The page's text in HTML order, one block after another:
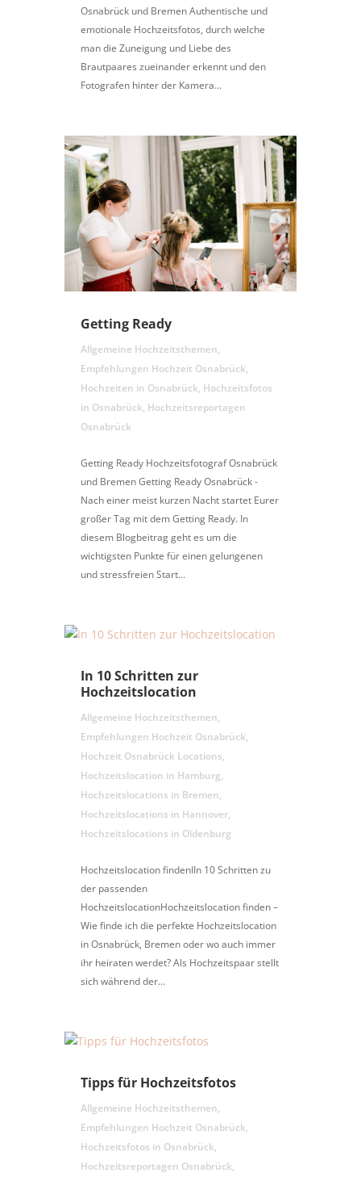
Osnabrück und Bremen Authentische und
emotionale Hochzeitsfotos, durch welche
man die Zuneigung und Liebe des
Brautpaares zueinander erkennt und den
Fotografen hinter der Kamera...
Getting Ready
Allgemeine Hochzeitsthemen,
Empfehlungen Hochzeit Osnabrück,
Hochzeiten in Osnabrück, Hochzeitsfotos
in Osnabrück, Hochzeitsreportagen
Osnabrück
Getting Ready Hochzeitsfotograf Osnabrück
und Bremen Getting Ready Osnabrück -
Nach einer meist kurzen Nacht startet Eurer
großer Tag mit dem Getting Ready. In
diesem Blogbeitrag geht es um die
wichtigsten Punkte für einen gelungenen
und stressfreien Start...
In 10 Schritten zur
Hochzeitslocation
Allgemeine Hochzeitsthemen,
Empfehlungen Hochzeit Osnabrück,
Hochzeit Osnabrück Locations,
Hochzeitslocation in Hamburg,
Hochzeitslocations in Bremen,
Hochzeitslocations in Hannover,
Hochzeitslocations in Oldenburg
Hochzeitslocation findenIIn 10 Schritten zu
der passenden
HochzeitslocationHochzeitslocation finden –
Wie finde ich die perfekte Hochzeitslocation
in Osnabrück, Bremen oder wo auch immer
ihr heiraten werdet? Als Hochzeitspaar stellt
sich während der...
Tipps für Hochzeitsfotos
Allgemeine Hochzeitsthemen,
Empfehlungen Hochzeit Osnabrück,
Hochzeitsfotos in Osnabrück,
Hochzeitsreportagen Osnabrück,